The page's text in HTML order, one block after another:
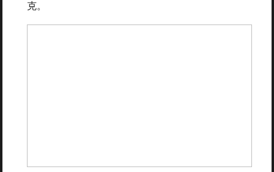
克。